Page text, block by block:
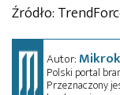
Źródło:
Autor:
Polski portal
Przeznaczony